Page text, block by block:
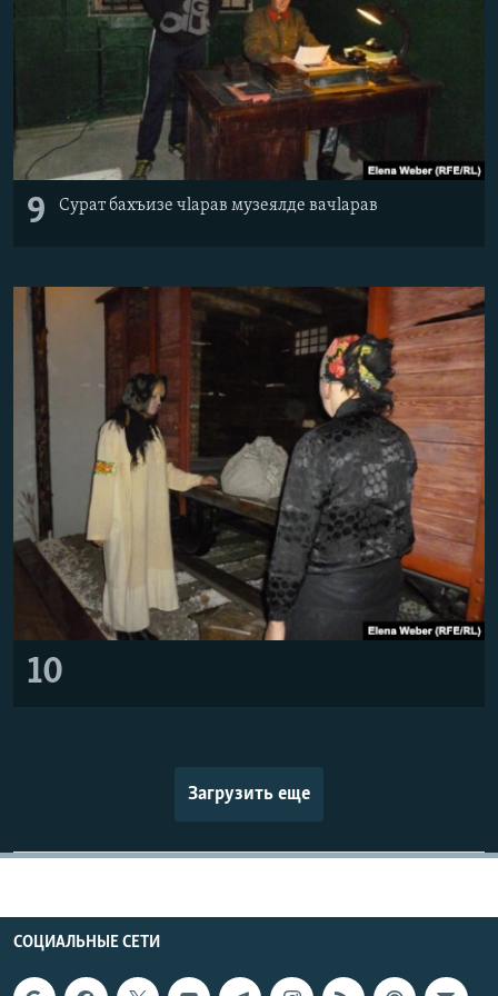
9 Сурат бахъизе чlарав музеялде вачlарав
10
Загрузить еще
СОЦИАЛЬНЫЕ СЕТИ